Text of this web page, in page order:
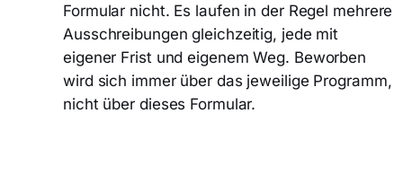
Formular nicht. Es laufen in der Regel mehrere
Ausschreibungen gleichzeitig, jede mit
eigener Frist und eigenem Weg. Beworben
wird sich immer über das jeweilige Programm,
nicht über dieses Formular.